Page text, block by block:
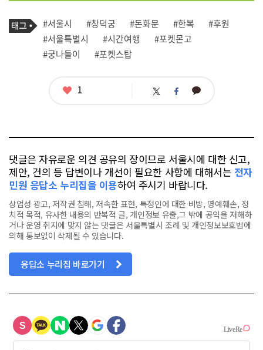
기
사
관
련
태
태
그
#서울시 #창덕궁 #돈화문 #한복
#후원
#서울특별시
#시간여행
#포켓몬고
#궁나들이
#포켓스탑
좋
1 트 페 카
댓글은 자유로운 의견 공유의 장이므로 서울시에 대한 신고,
제안, 건의 등 답변이나 개선이 필요한 사항에 대해서는 전자
민원 응답소 누리집을 이용하여 주시기 바랍니다.
상업성 광고, 저작권 침해, 저속한 표현, 특정인에 대한 비방, 명예훼손, 정
치적 목적, 유사한 내용의 반복적 글, 개인정보 유출,그 밖에 공익을 저해하
거나 운영 취지에 맞지 않는 댓글은 서울특별시 조례 및 개인정보보호법에
의해 통보없이 삭제될 수 있습니다.
응답소 누리집 바로가기